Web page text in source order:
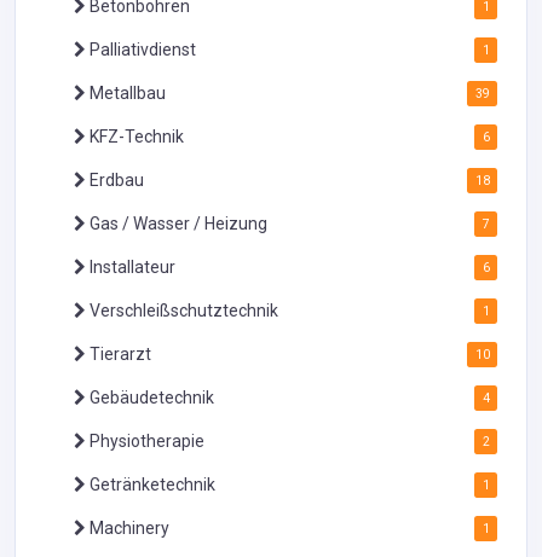
Betonbohren 1
Palliativdienst 1
Metallbau 39
KFZ-Technik 6
Erdbau 18
Gas / Wasser / Heizung 7
Installateur 6
Verschleißschutztechnik 1
Tierarzt 10
Gebäudetechnik 4
Physiotherapie 2
Getränketechnik 1
Machinery 1